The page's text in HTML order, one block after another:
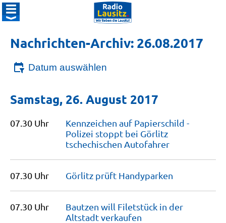
Nachrichten-Archiv: 26.08.2017
Datum auswählen
Samstag, 26. August 2017
07.30 Uhr
Kennzeichen auf Papierschild -
Polizei stoppt bei Görlitz
tschechischen Autofahrer
07.30 Uhr Görlitz prüft Handyparken
07.30 Uhr
Bautzen will Filetstück in der
Altstadtverkaufen